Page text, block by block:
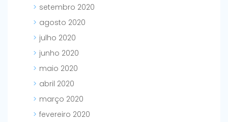
setembro 2020
agosto 2020
julho 2020
junho 2020
maio 2020
abril 2020
março 2020
fevereiro 2020